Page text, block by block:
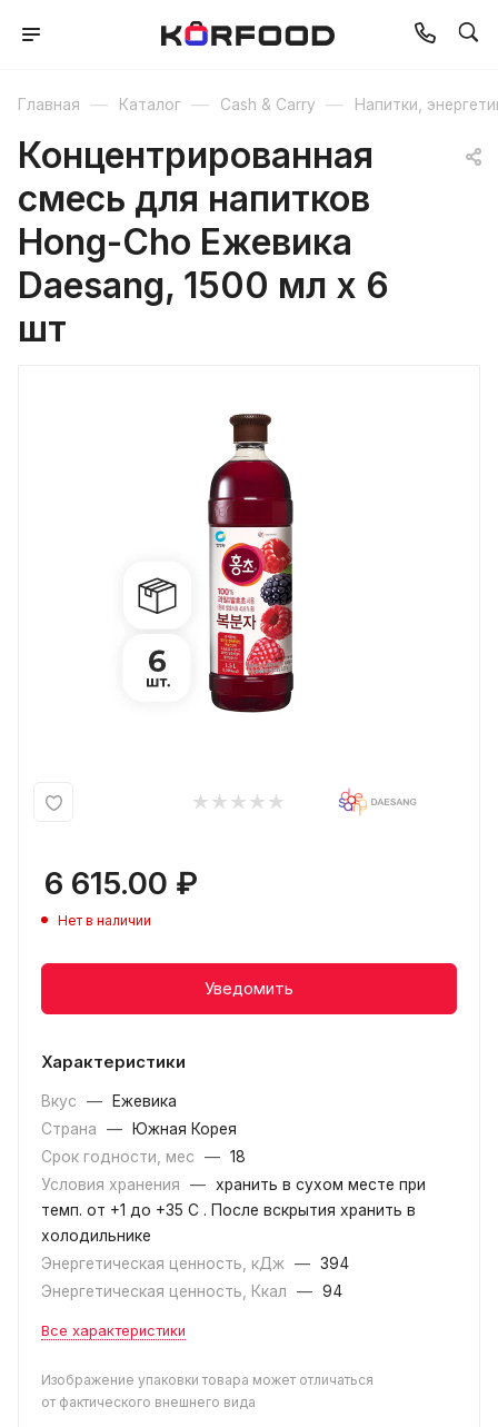
Главная — Каталог — Cash & Carry — Напитки,
Концентрированная
смесь для напитков
Hong-Cho Ежевика
Daesang, 1500 мл х 6
шт
6 615.00 ₽
Нет в наличии
Уведомить
Характеристики
Вкус —
Ежевика
Страна
—
Южная Корея
Срок годности, мес
— 18
Условия хранения
— хранить в сухом месте при
темп. от +1 до +35 С . После вскрытия хранить в
холодильнике
Энергетическая ценность, кДж
— 394
Энергетическая ценность, Ккал
— 94
Все характеристики
Изображение упаковки товара может отличаться
от фактического внешнего вида